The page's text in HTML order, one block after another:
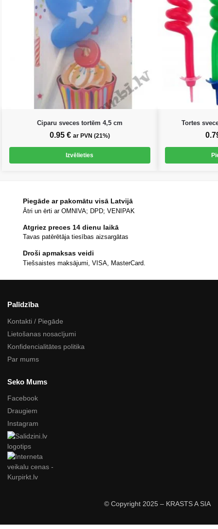
Ciparu sveces tortēm 4,5 cm
0.95 € ar PVN (21%)
Izvēlieties
Tortes
Piegāde ar pakomātu visā Latvijā
Ātri un ērti ar OMNIVA; DPD; VENIPAK
Atgriez preces 14 dienu laikā
Tavas patērētāja tiesības aizsargātas
Droši apmaksas veidi
Tiešsaistes maksājumi, VISA, MasterCard.
Palīdzība
Kontakti / Piegāde
Lietošanas nosacījumi
Konfidencialitātes politika
Par mums
Seko Mums
Facebook
Draugiem
Instagram
© Copyright 2025 – KRASTS A SIA